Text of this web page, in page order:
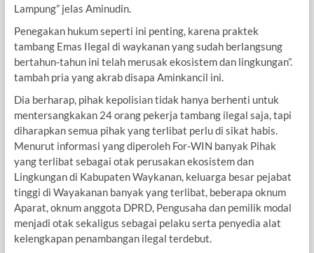
Lampung” jelas Aminudin.
Penegakan hukum seperti ini penting, karena praktek
tambang Emas Ilegal di waykanan yang sudah berlangsung
bertahun-tahun ini telah merusak ekosistem dan lingkungan”.
tambah pria yang akrab disapa Aminkancil ini.
Dia berharap, pihak kepolisian tidak hanya berhenti untuk
mentersangkakan 24 orang pekerja tambang ilegal saja, tapi
diharapkan semua pihak yang terlibat perlu di sikat habis.
Menurut informasi yang diperoleh For-WIN banyak Pihak
yang terlibat sebagai otak perusakan ekosistem dan
Lingkungan di Kabupaten Waykanan, keluarga besar pejabat
tinggi di Wayakanan banyak yang terlibat, beberapa oknum
Aparat, oknum anggota DPRD, Pengusaha dan pemilik modal
menjadi otak sekaligus sebagai pelaku serta penyedia alat
kelengkapan penambangan ilegal terdebut.